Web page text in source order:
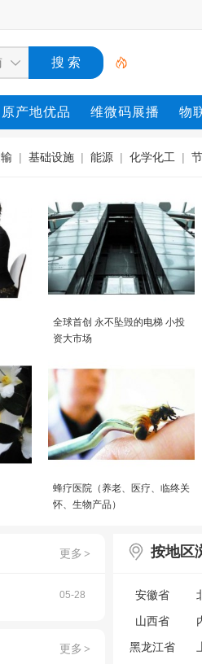
原产地优品 维微码展播 物
| 基础设施 | 能源 | 化学化工 |
全球首创 永不坠毁的电梯 小投
资大市场
蜂疗医院（养老、医疗、临终关
怀、生物产品）
更多 >
05-28
更多 >
按地区
安徽省
山西省
黑龙江省